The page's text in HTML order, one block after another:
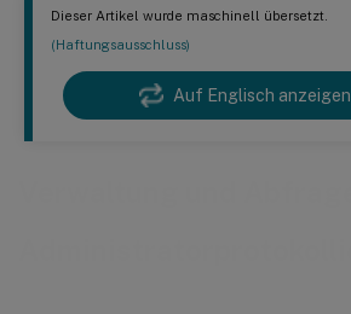
Dieser Artikel wurde maschinell übersetzt.
(Haftungsausschluss)
Auf Englisch anzeigen